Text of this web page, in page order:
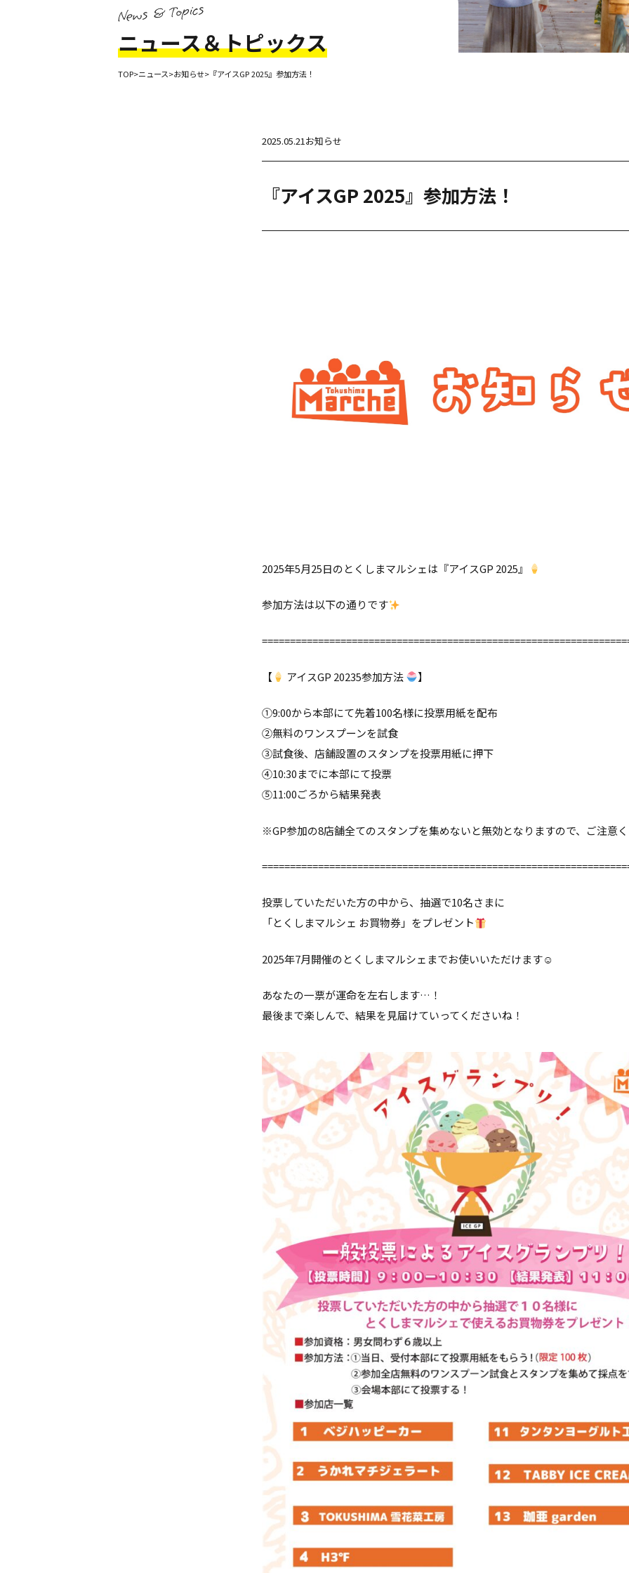
News & Topics
ニュース＆トピックス
TOP>ニュース>お知らせ> 『アイスGP 2025』参加方法！
2025.05.21 お知らせ
『アイスGP 2025』参加方法！
2025年5月25日のとくしまマルシェは『アイスGP 2025』
参加方法は以下の通りです
【 アイスGP 20235参加方法 】
①9:00から本部にて先着100名様に投票用紙を配布
②無料のワンスプーンを試食
③試食後、店舗設置のスタンプを投票用紙に押下
④10:30までに本部にて投票
⑤11:00ごろから結果発表
※GP参加の8店舗全てのスタンプを集めないと無効となりますので、ご注意
投票していただいた方の中から、抽選で10名さまに
「とくしまマルシェ お買物券」をプレゼント
2025年7月開催のとくしまマルシェまでお使いいただけます☺
あなたの一票が運命を左右します…！
最後まで楽しんで、結果を見届けていってくださいね！